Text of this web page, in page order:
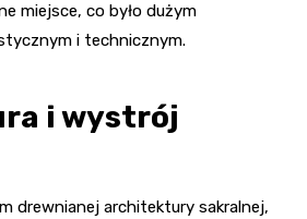
miejsce, co było dużym
i technicznym.
i wystrój
drewnianej architektury sakralnej,